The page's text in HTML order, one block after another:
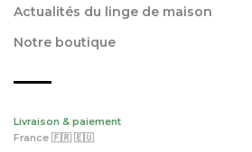
Actualités du linge de maison
Notre boutique
Livraison & paiement
France 🇫🇷 🇪🇺